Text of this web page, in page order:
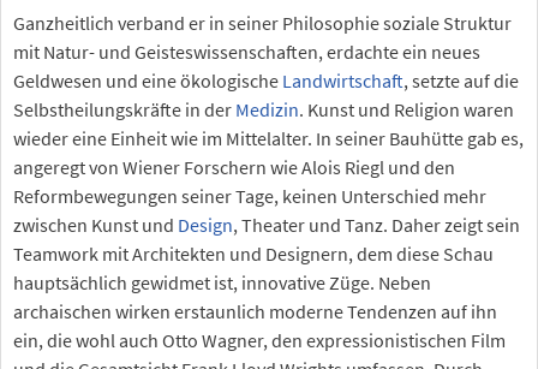
Ganzheitlich verband er in seiner Philosophie soziale Struktur
mit Natur- und Geisteswissenschaften, erdachte ein neues
Geldwesen und eine ökologische Landwirtschaft, setzte auf die
Selbstheilungskräfte in der Medizin. Kunst und Religion waren
wieder eine Einheit wie im Mittelalter. In seiner Bauhütte gab es,
angeregt von Wiener Forschern wie Alois Riegl und den
Reformbewegungen seiner Tage, keinen Unterschied mehr
zwischen Kunst und Design, Theater und Tanz. Daher zeigt sein
Teamwork mit Architekten und Designern, dem diese Schau
hauptsächlich gewidmet ist, innovative Züge. Neben
archaischen wirken erstaunlich moderne Tendenzen auf ihn
ein, die wohl auch Otto Wagner, den expressionistischen Film